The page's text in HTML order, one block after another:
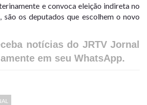
e convoca eleição indireta no
são os deputados que escolhem o novo
notícias do JRTV Jornal
em seu WhatsApp.